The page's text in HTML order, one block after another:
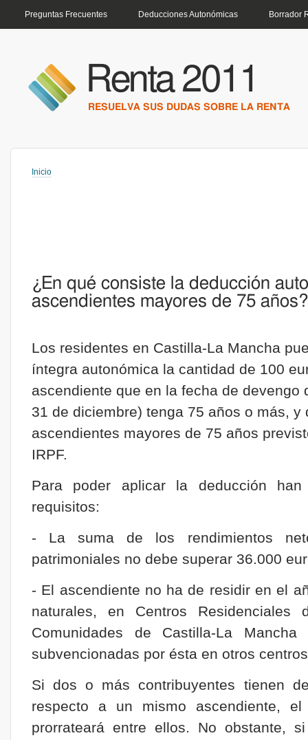
Preguntas Frecuentes Deducciones Autonómicas Borrador
Renta 2011
RESUELVA SUS DUDAS SOBRE LA RENTA
Usted está aquí
Inicio
¿En qué consiste la deducción
ascendientes mayores de 75 años?
Los residentes en Castilla-La Mancha
íntegra autonómica la cantidad de 100
ascendiente que en la fecha de devengo
31 de diciembre) tenga 75 años o más,
ascendientes mayores de 75 años
IRPF.
Para poder aplicar la deducción
requisitos:
- La suma de los rendimientos
patrimoniales no debe superar 36.000
- El ascendiente no ha de residir en el
naturales, en Centros
Comunidades de Castilla-La
subvencionadas por ésta en otros
Si dos o más contribuyentes tienen
respecto a un mismo ascendiente,
prorrateará entre ellos. No obstante,